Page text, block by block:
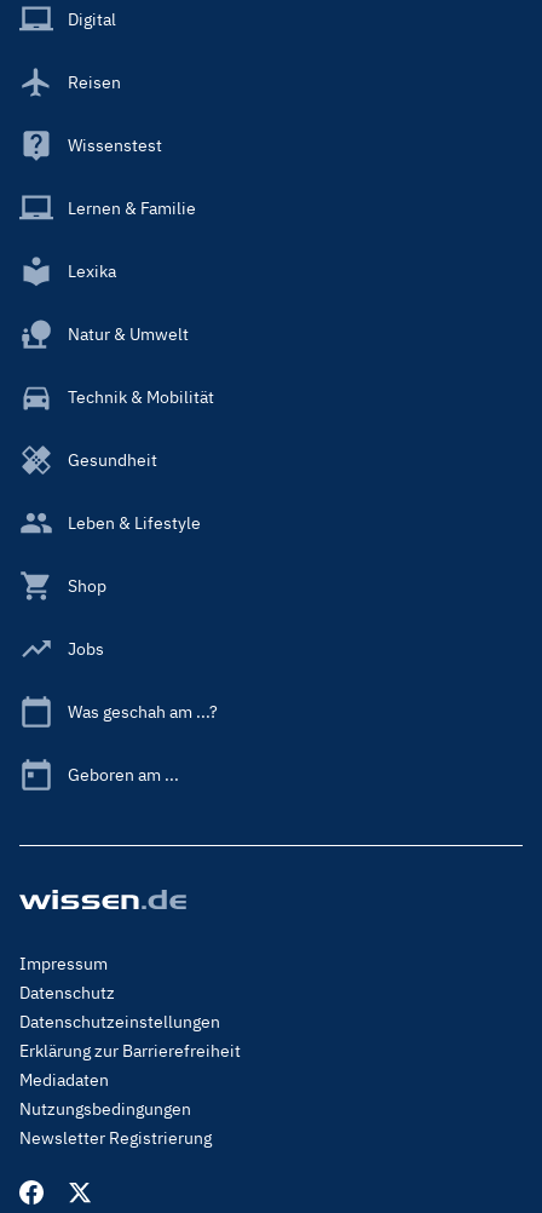
Main
Digital
Reisen
Wissenstest
Lernen & Familie
Lexika
Natur & Umwelt
Technik & Mobilität
Gesundheit
Leben & Lifestyle
Shop
Jobs
Was geschah am ...?
Geboren am ...
Footer
Menu
Legal
Impressum
Datenschutz
Datenschutzeinstellungen
Erklärung zur Barrierefreiheit
Mediadaten
Nutzungsbedingungen
Newsletter Registrierung